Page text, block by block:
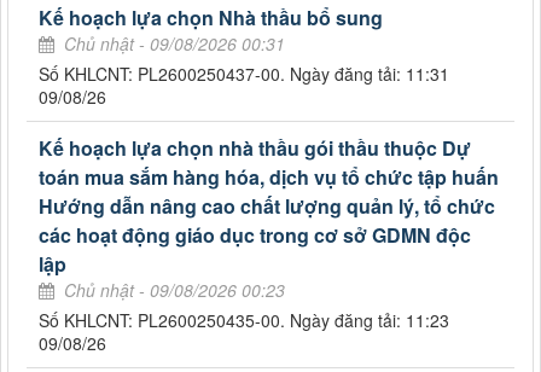
Kế hoạch lựa chọn Nhà thầu bổ sung
Chủ nhật - 09/08/2026 00:31
Số KHLCNT: PL2600250437-00. Ngày đăng tải: 11:31
09/08/26
Kế hoạch lựa chọn nhà thầu gói thầu thuộc Dự
toán mua sắm hàng hóa, dịch vụ tổ chức tập huấn
Hướng dẫn nâng cao chất lượng quản lý, tổ chức
các hoạt động giáo dục trong cơ sở GDMN độc
lập
Chủ nhật - 09/08/2026 00:23
Số KHLCNT: PL2600250435-00. Ngày đăng tải: 11:23
09/08/26